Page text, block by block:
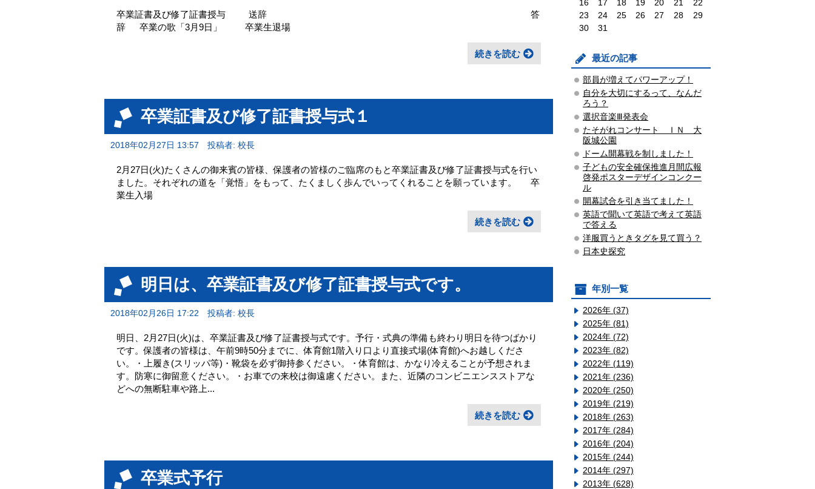
卒業証書及び修了証書授与 送辞 答
辞 卒業の歌「3月9日」 卒業生退場
続きを読む
卒業証書及び修了証書授与式１
2018年02月27日 13:57 投稿者: 校長
2月27日(火)たくさんの御来賓の皆様、保護者の皆様のご臨席のもと卒業証書及び修了証書授与式を行い
ました。それぞれの道を「覚悟」をもって、たくましく歩んでいってくれることを願っています。 卒
業生入場
続きを読む
明日は、卒業証書及び修了証書授与式です。
2018年02月26日 17:22 投稿者: 校長
明日、2月27日(火)は、卒業証書及び修了証書授与式です。予行・式典の準備も終わり明日を待つばかり
です。保護者の皆様は、午前9時50分までに、体育館1階入り口より直接式場(体育館)へお越しくださ
い。・上履き(スリッパ等)・靴袋を必ず御持参ください。・体育館は、かなり冷えることが予想されま
す。防寒に御留意ください。・お車での来校は御遠慮ください。また、近隣のコンビニエンスストアな
どへの無断駐車や路上...
続きを読む
卒業式予行
16
17 18 19 20 21
22
23
24 25 26 27 28
29
30
31
最近の記事
部員が増えてパワーアップ！
自分を大切にするって、なんだ
ろう？
選択音楽Ⅲ発表会
たそがれコンサート ＩＮ 大
阪城公園
ドーム開幕戦を制しました！
子どもの安全確保推進月間広報
啓発ポスターデザインコンクー
ル
開幕試合を引き当てました！
英語で聞いて英語で考えて英語
で答える
洋服買うときタグを見て買う？
日本史探究
年別一覧
2026年 (37)
2025年 (81)
2024年 (72)
2023年 (82)
2022年 (119)
2021年 (236)
2020年 (250)
2019年 (219)
2018年 (263)
2017年 (284)
2016年 (204)
2015年 (244)
2014年 (297)
2013年 (628)